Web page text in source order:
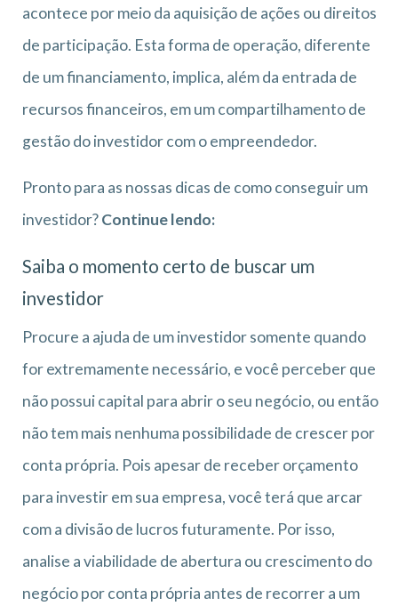
acontece por meio da aquisição de ações ou direitos
de participação. Esta forma de operação, diferente
de um financiamento, implica, além da entrada de
recursos financeiros, em um compartilhamento de
gestão do investidor com o empreendedor.
Pronto para as nossas dicas de como conseguir um
investidor?Continue lendo:
Saiba o momento certo de buscar um
investidor
Procure a ajuda de um investidor somente quando
for extremamente necessário, e você perceber que
não possui capital para abrir o seu negócio, ou então
não tem mais nenhuma possibilidade de crescer por
conta própria. Pois apesar de receber orçamento
para investir em sua empresa, você terá que arcar
com a divisão de lucros futuramente. Por isso,
analise a viabilidade de abertura ou crescimento do
negócio por conta própria antes de recorrer a um